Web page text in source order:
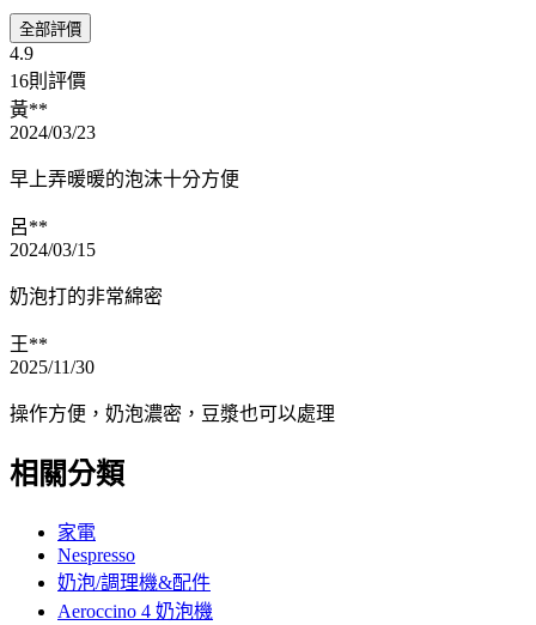
全部評價
4.9
16則評價
黃**
2024/03/23
早上弄暖暖的泡沫十分方便
呂**
2024/03/15
奶泡打的非常綿密
王**
2025/11/30
操作方便，奶泡濃密，豆漿也可以處理
相關分類
家電
Nespresso
奶泡/調理機&配件
Aeroccino 4 奶泡機